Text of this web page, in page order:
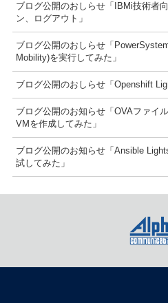
ブログ公開のおしらせ「IBMi技術者
ン、ログアウト」
ブログ公開のおしらせ「
Mobility)を実行してみた」
ブログ公開のおしらせ「Openshift
ブログ公開のお知らせ「OVAファイ
VMを作成してみた」
ブログ公開のお知らせ「Ansible
試してみた」